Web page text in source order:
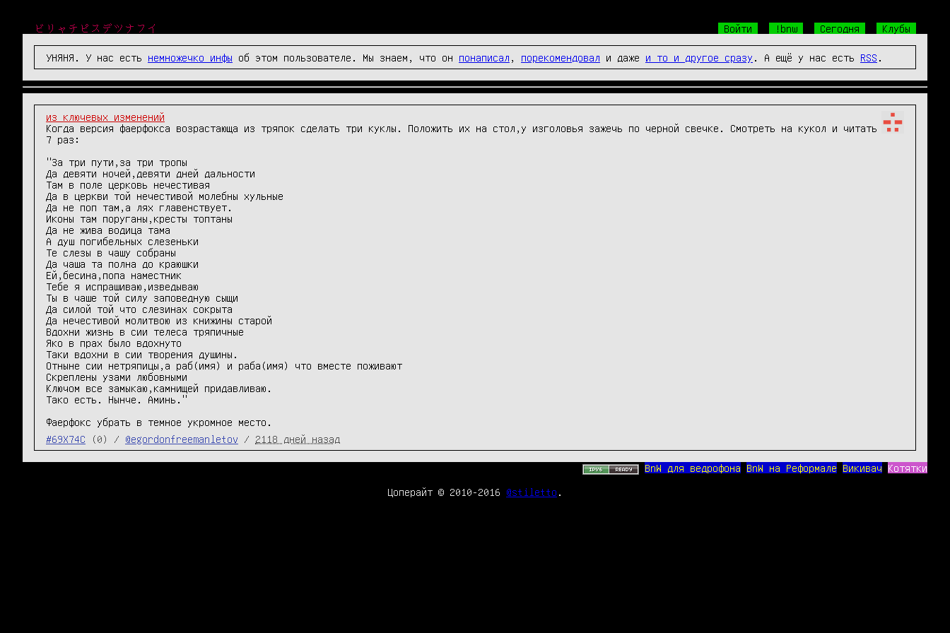
ビリャチピスデツナフイ Войти !bnw Сегодня Клубы
УНЯНЯ. У нас есть немножечко инфы об этом пользователе. Мы знаем, что он понаписал порекомендовал и даже и то и другое сразу . А ещё у нас есть RSS
из ключевых изменений
Когда версия фаерфокса возрастающа из тряпок сделать три куклы. Положить их на стол,у изголовья зажечь по черной свечке. Смотреть на кукол и читать
7 раз:
"За три пути,за три тропы
Да девяти ночей,девяти дней дальности
Там в поле церковь нечестивая
Да в церкви той нечестивой молебны хульные
Да не поп там,а лях главенствует.
Иконы там поруганы,кресты топтаны
Да не жива водица тама
А душ погибельных слезеньки
Те слезы в чашу собраны
Да чаша та полна до краюшки
Ей,бесина,попа наместник
Тебе я испрашиваю,изведываю
Ты в чаше той силу заповедную сыщи
Да силой той что слезинах сокрыта
Да нечестивой молитвою из книжины старой
Вдохни жизнь в сии телеса тряпичные
Яко в прах было вдохнуто
Таки вдохни в сии творения душины.
Отныне сии нетряпицы,а раб(имя) и раба(имя) что вместе поживают
Скреплены узами любовными
Ключом все замыкаю,камнищей придавливаю.
Тако есть. Нынче. Аминь."
#69X74C
(0) / @egordonfreemanletov / 2118 дней назад
BnW для ведрофона BnW на Реформале Викивач Котятки
Цоперайт © 2010-2016 @stiletto